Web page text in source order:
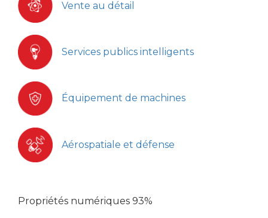
Vente au détail
Services publics intelligents
Équipement de machines
Aérospatiale et défense
Propriétés numériques 93%